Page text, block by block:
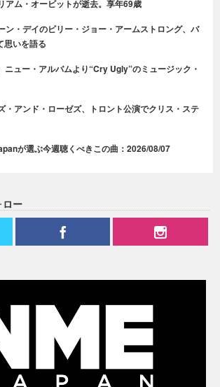
アム・オービットが逝去。享年69歳
ン・デイのビリー・ジョー・アームストロング、バ
思いを語る
ニュー・アルバムより“Cry Ugly”のミュージック・
・アンド・ローゼズ、トロント公演でクリス・ステ
が選ぶ今週聴くべきこの曲：2026/08/07
ロー